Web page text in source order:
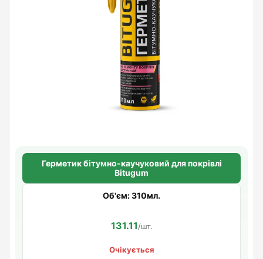
Герметик бітумно-каучуковий для покрівлі
Bitugum
Об'єм: 310мл.
131.11/шт.
Очікується